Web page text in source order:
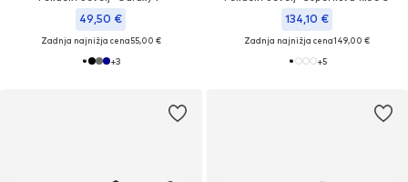
49,50 €
Zadnja najnižja cena55,00 €
+3
134,10 €
Zadnja najnižja cena149,00 €
+5